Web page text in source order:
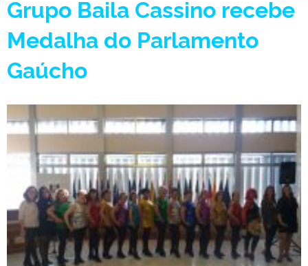
Grupo Baila Cassino recebe
Medalha do Parlamento
Gaúcho